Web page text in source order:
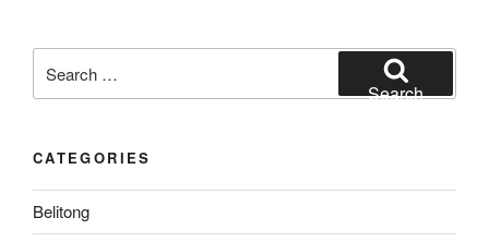
for:
Search
CATEGORIES
Belitong